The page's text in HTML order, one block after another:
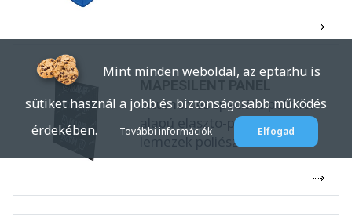
MAPESILENT PANEL
bitumen és speciális polimer
alapú elaszto-plasztomer
lemezek poliészter ...
Mint minden weboldal, az eptar.hu is
sütiket használ a jobb és biztonságosabb működés
érdekében.
További információk Elfogad